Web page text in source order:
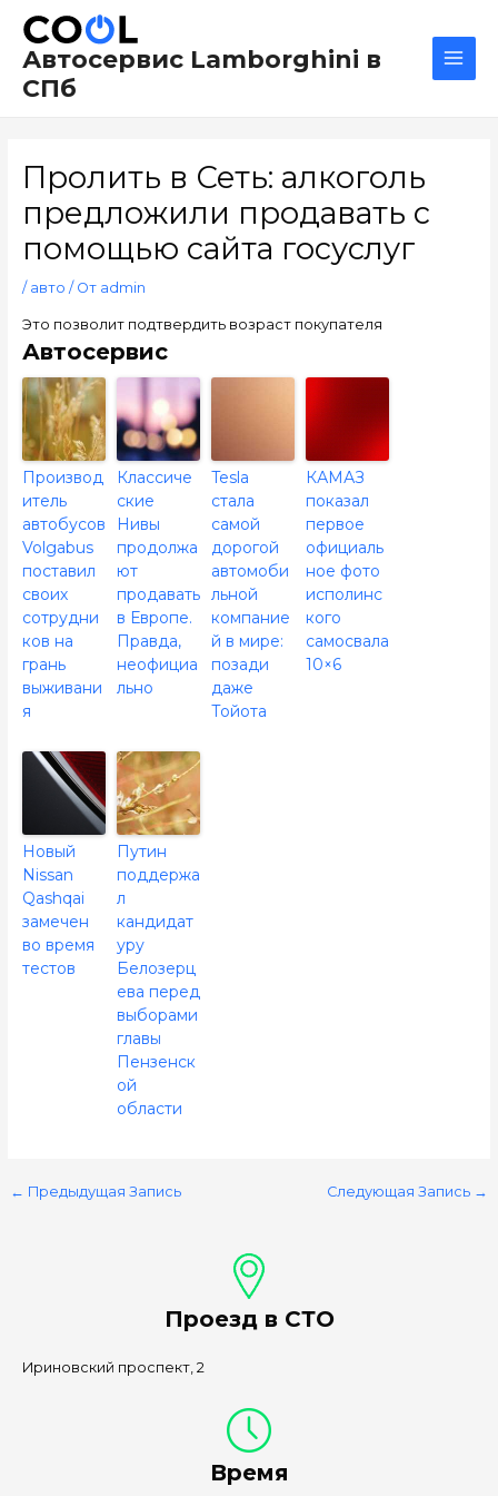
содержимому
Автосервис Lamborghini в
СПб
Пролить в Сеть: алкоголь
предложили продавать с
помощью сайта госуслуг
/ авто / От admin
Это позволит подтвердить возраст покупателя
Автосервис
Производ
итель
автобусов
Volgabus
поставил
своих
сотрудни
ков на
грань
выживани
я
Классиче
ские
Нивы
продолжа
ют
продавать
в Европе.
Правда,
неофициа
льно
Tesla
стала
самой
дорогой
автомоби
льной
компание
й в мире:
позади
даже
Тойота
КАМАЗ
показал
первое
официаль
ное фото
исполинс
кого
самосвала
10×6
Новый
Nissan
Qashqai
замечен
во время
тестов
Путин
поддержа
л
кандидат
уру
Белозерц
ева перед
выборами
главы
Пензенск
ой
области
по
записям
← Предыдущая Запись Следующая Запись →
Проезд в СТО
Ириновский проспект, 2
Время